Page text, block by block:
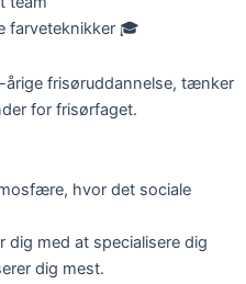
farveteknikker 🎓
årige frisøruddannelse, tænker
for frisørfaget.
hvor det sociale
dig med at specialisere dig
dig mest.